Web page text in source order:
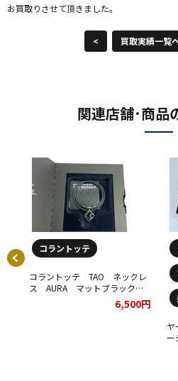
お買取りさせて頂きました。
< 買取実績一覧
関連店舗･商品
コラントッテ
コラントッテ TAO ネックレ
ス AURA マットブラックを
お買取りさせていただきまし
6,500円
ヤ
ー